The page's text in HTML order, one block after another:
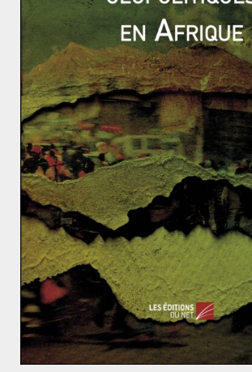
44ème Sommet de l’OEA :
organisation en désuétude
recomposition ?
5 juin 2014 0